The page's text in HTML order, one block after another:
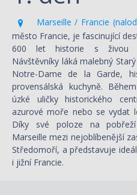
Marseille / Francie
město Francie, je fascinující
600 let historie s živou
Návštěvníky láká malebný
Notre-Dame de la Garde,
provensálská kuchyně.
úzké uličky historického
azurové moře nebo se vydat
Díky své poloze na
Marseille mezi nejoblíbenější
Středomoří, a představuje
i jižní Francie.